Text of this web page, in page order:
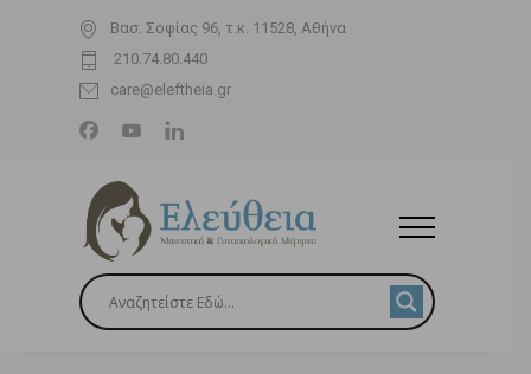
Βασ. Σοφίας 96, τ.κ. 11528, Αθήνα
210.74.80.440
care@eleftheia.gr